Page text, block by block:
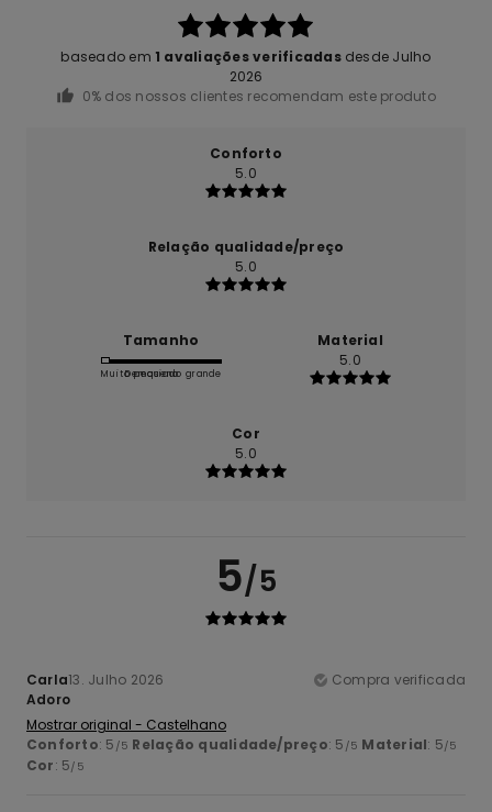
baseado em 1 avaliações verificadasdesde Julho
2026
0% dos nossos clientes recomendam este produto
Conforto
5.0
Relação qualidade/preço
5.0
Tamanho
Muito pequeno
Demasiado grande
Material
5.0
Cor
5.0
5/5
Carla13. Julho 2026
Compra verificada
Adoro
Mostrar original - Castelhano
Conforto: 5 /5 Relação qualidade/preço: 5 /5 Material: 5/5
Cor: 5/5